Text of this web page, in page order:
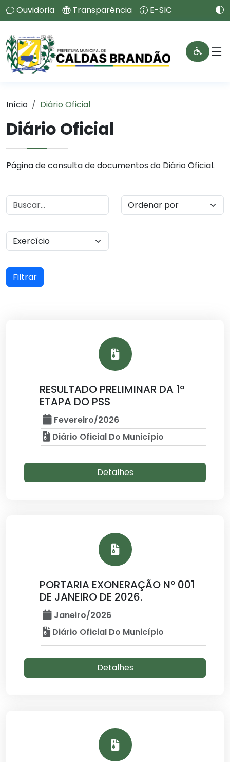
Ouvidoria Transparência E-SIC
Início Diário Oficial
Diário Oficial
Página de consulta de documentos do Diário Oficial.
Filtrar
RESULTADO PRELIMINAR DA 1º
ETAPA DO PSS
Fevereiro/2026
Diário Oficial Do Município
Detalhes
PORTARIA EXONERAÇÃO Nº 001
DE JANEIRO DE 2026.
Janeiro/2026
Diário Oficial Do Município
Detalhes